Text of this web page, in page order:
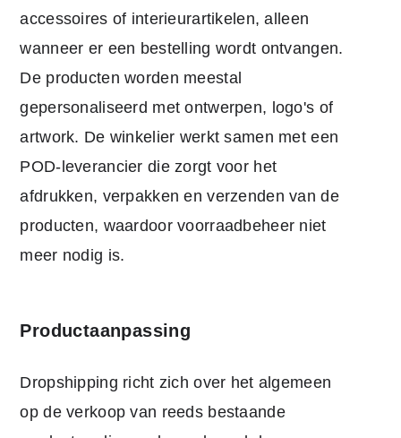
accessoires of interieurartikelen, alleen
wanneer er een bestelling wordt ontvangen.
De producten worden meestal
gepersonaliseerd met ontwerpen, logo's of
artwork. De winkelier werkt samen met een
POD-leverancier die zorgt voor het
afdrukken, verpakken en verzenden van de
producten, waardoor voorraadbeheer niet
meer nodig is.
Productaanpassing
Dropshipping richt zich over het algemeen
op de verkoop van reeds bestaande